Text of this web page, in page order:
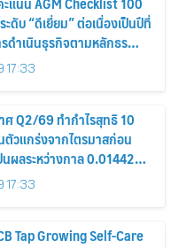
ดับ “ดีเยี่ยม” ต่อเนื่องเป็นปีที่
ดำเนินธุรกิจตามหลักธร
งใส สร้างความเชื่อมั่นผู้ถือ
17:33
ศ Q2/69 ทำกำไรสุทธิ 10
วแกร่งจากไตรมาสก่อน
ผลระหว่างกาล 0.014423
ปีหลังมุ่งเติบโตต่อเนื่อง
17:33
Tap Growing Self-Care